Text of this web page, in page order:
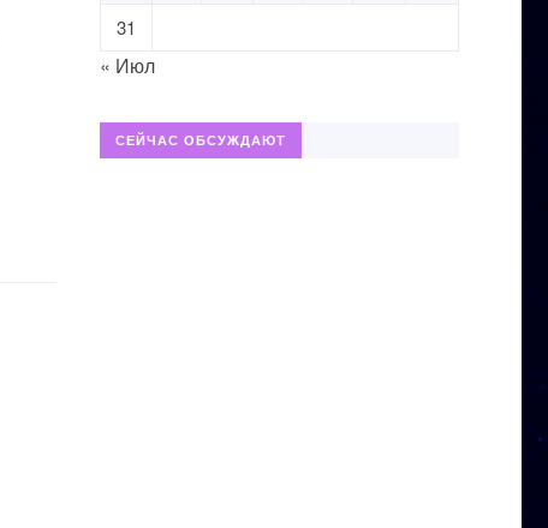
31
« Июл
СЕЙЧАС ОБСУЖДАЮТ